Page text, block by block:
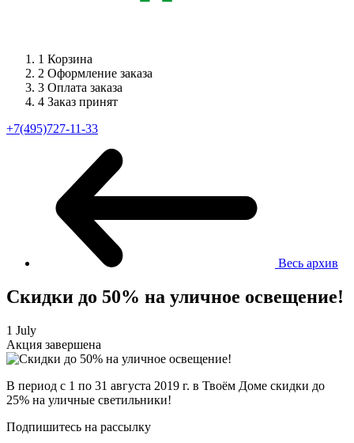
1 Корзина
2 Оформление заказа
3 Оплата заказа
4 Заказ принят
+7(495)727-11-33
Весь архив
Скидки до 50% на уличное освещение!
1 July
Акция завершена
В период с 1 по 31 августа 2019 г. в Твоём Доме скидки до
25% на уличные светильники!
Подпишитесь на рассылку